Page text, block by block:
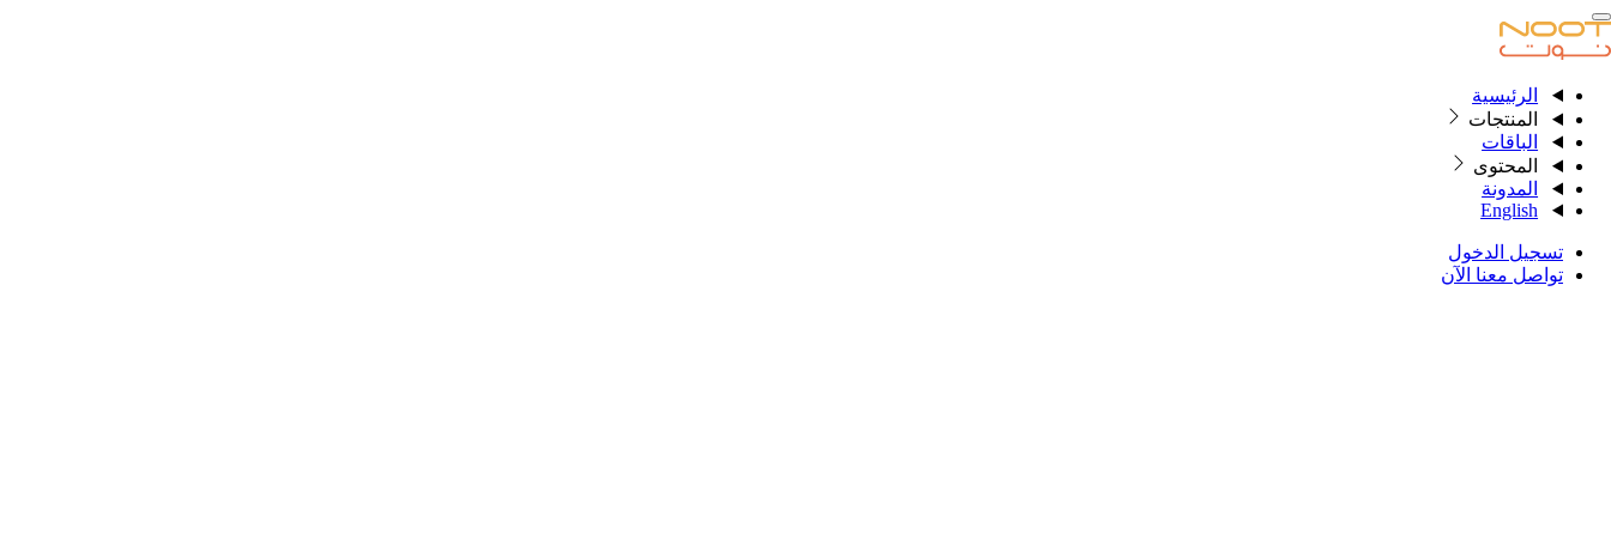
الرئيسية
المنتجات
الباقات
المحتوى
الرئيسية
المنتجات
الباقات
المحتوى
المدونة
English
تسجيل الدخول
تواصل معنا الآن